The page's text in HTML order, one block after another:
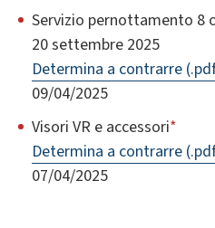
Servizio pernottamento 8
20 settembre 2025
Determina a contrarre
09/04/2025
Visori VR e accessori*
Determina a contrarre
07/04/2025